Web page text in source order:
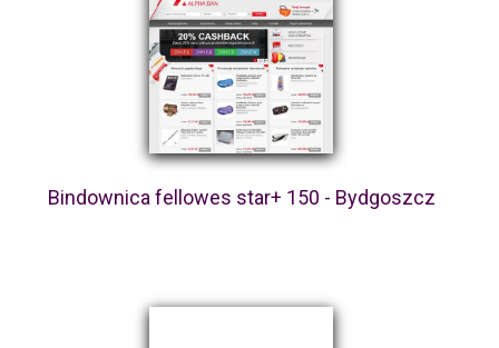
Bindownica fellowes star+ 150 - Bydgoszcz